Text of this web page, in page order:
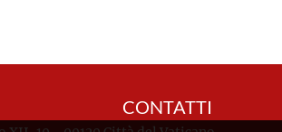
CONTATTI